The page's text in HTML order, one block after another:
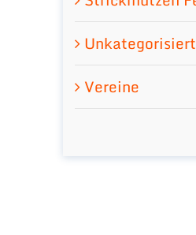
Unkategorisiert
Vereine